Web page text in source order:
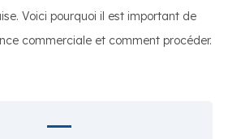
Voici pourquoi il est important de
commerciale et comment procéder.